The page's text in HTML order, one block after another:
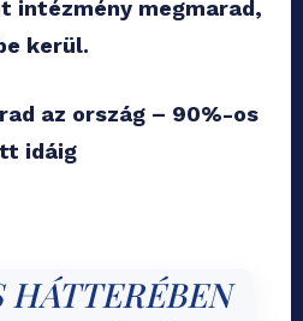
intézmény megmarad,
kerül.
az ország – 90%-os
idáig